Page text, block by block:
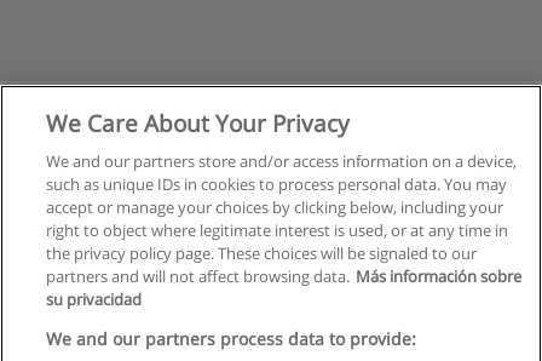
Правила пользования
We Care About Your Privacy
We and our partners store and/or access information on a device,
such as unique IDs in cookies to process personal data. You may
accept or manage your choices by clicking below, including your
right to object where legitimate interest is used, or at any time in
the privacy policy page. These choices will be signaled to our
partners and will not affect browsing data. Más información sobre
su privacidad
We and our partners process data to provide: